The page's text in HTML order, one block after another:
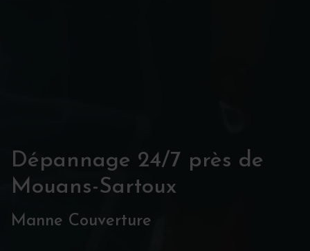
Dépannage 24/7 près de
Mouans-Sartoux
Manne Couverture